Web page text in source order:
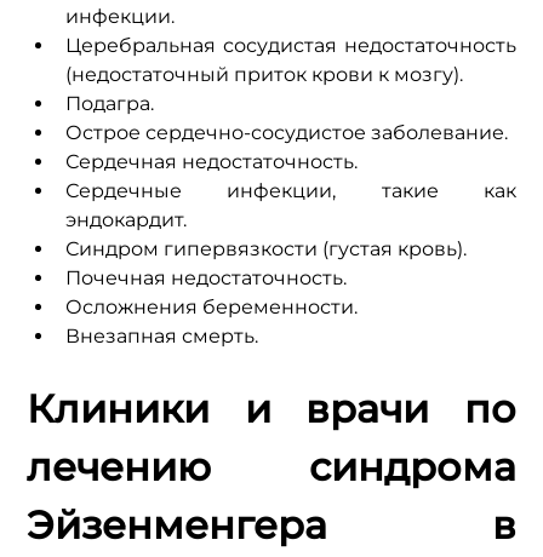
инфекции.
Церебральная сосудистая недостаточность
(недостаточный приток крови к мозгу).
Подагра.
Острое сердечно-сосудистое заболевание.
Сердечная недостаточность.
Сердечные инфекции, такие как
эндокардит.
Синдром гипервязкости (густая кровь).
Почечная недостаточность.
Осложнения беременности.
Внезапная смерть.
Клиники и врачи по
лечению синдрома
Эйзенменгера в